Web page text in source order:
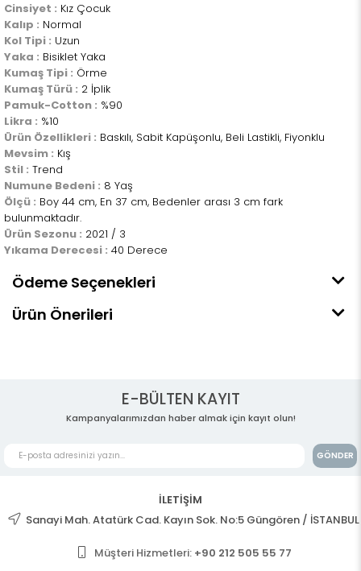
Cinsiyet : Kız Çocuk
Kalıp : Normal
Kol Tipi : Uzun
Yaka : Bisiklet Yaka
Kumaş Tipi : Örme
Kumaş Türü : 2 İplik
Pamuk-Cotton : %90
Likra : %10
Ürün Özellikleri : Baskılı, Sabit Kapüşonlu, Beli Lastikli, Fiyonklu
Mevsim : Kış
Stil : Trend
Numune Bedeni : 8 Yaş
Ölçü : Boy 44 cm, En 37 cm, Bedenler arası 3 cm fark
bulunmaktadır.
Ürün Sezonu : 2021 / 3
Yıkama Derecesi : 40 Derece
Ödeme Seçenekleri
Ürün Önerileri
E-BÜLTEN KAYIT
Kampanyalarımızdan haber almak için kayıt olun!
GÖNDER
İLETİŞİM
Sanayi Mah. Atatürk Cad. Kayın Sok. No:5 Güngören / İSTANBUL
Müşteri Hizmetleri: +90 212 505 55 77